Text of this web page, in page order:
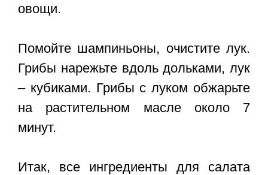
овощи.
Помойте шампиньоны, очистите лук.
Грибы нарежьте вдоль дольками, лук
– кубиками. Грибы с луком обжарьте
на растительном масле около 7
минут.
Итак, все ингредиенты для салата